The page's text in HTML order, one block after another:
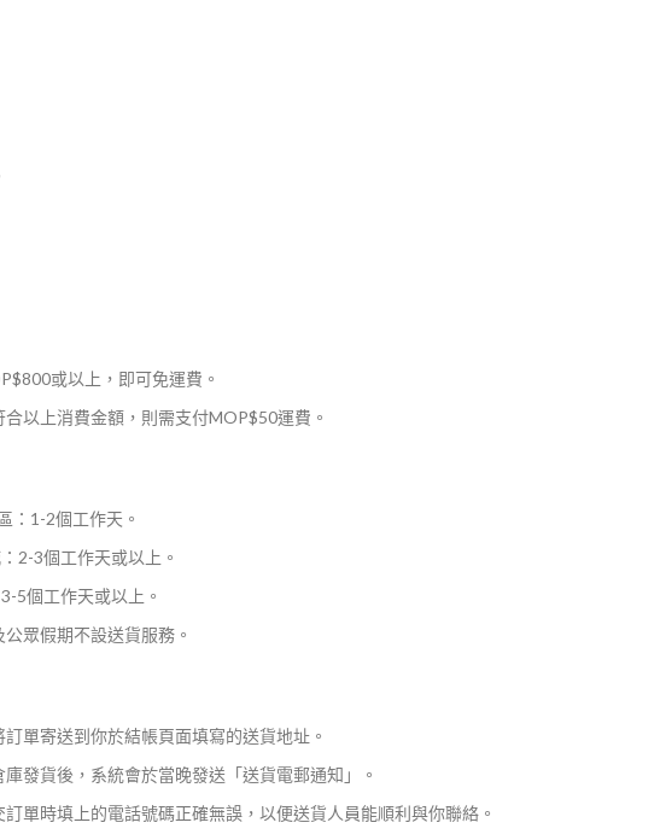
或以上，即可免運費。
以上消費金額，則需支付MOP$50運費。
：1-2個工作天。
2-3個工作天或以上。
5個工作天或以上。
眾假期不設送貨服務。
單寄送到你於結帳頁面填寫的送貨地址。
發貨後，系統會於當晚發送「送貨電郵通知」。
單時填上的電話號碼正確無誤，以便送貨人員能順利與你聯絡。